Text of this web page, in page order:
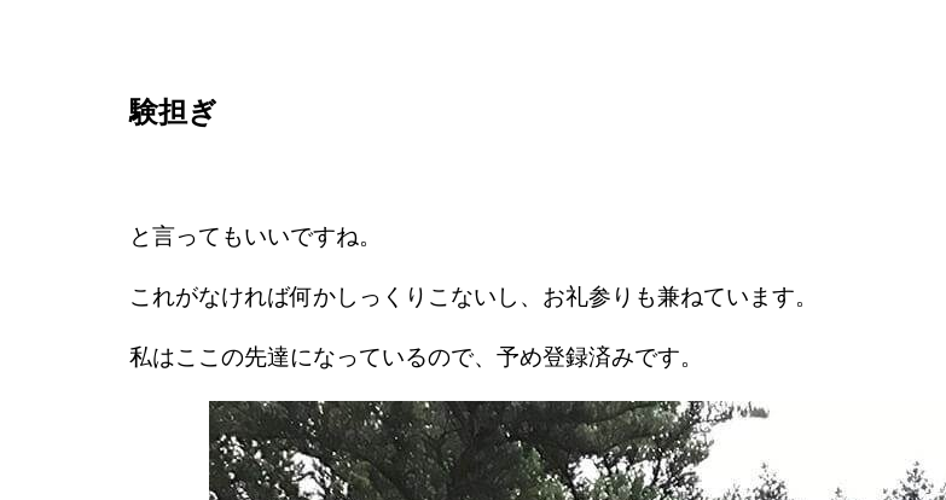
験担ぎ
と言ってもいいですね。
これがなければ何かしっくりこないし、お礼参りも兼ねています。
私はここの先達になっているので、予め登録済みです。